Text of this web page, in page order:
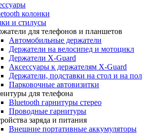
колонки
и стилусы
для телефонов и планшетов
Автомобильные держатели
Держатели на велосипед и мотоцикл
Держатели X-Guard
Аксессуары к держателям X-Guard
Держатели, подставки на стол и на пол
Парковочные автовизитки
для телефона
Bluetooth гарнитуры стерео
Проводные гарнитуры
заряда и питания
Внешние портативные аккумуляторы